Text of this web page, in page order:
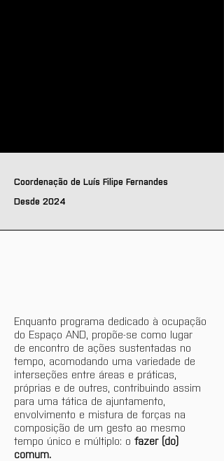
Coordenação de Luís Filipe Fernandes
Desde 2024
Enquanto programa dedicado à ocupação
do Espaço AND, propõe-se como lugar
de encontro de ações sustentadas no
tempo, acomodando uma variedade de
interseções entre áreas e práticas,
próprias e de outres, contribuindo assim
para uma tática de ajuntamento,
envolvimento e mistura de forças na
composição de um gesto ao mesmo
tempo único e múltiplo: o fazer (do)
comum.